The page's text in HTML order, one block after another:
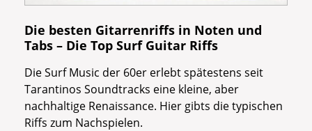
Die besten Gitarrenriffs in Noten und
Tabs – Die Top Surf Guitar Riffs
Die Surf Music der 60er erlebt spätestens seit
Tarantinos Soundtracks eine kleine, aber
nachhaltige Renaissance. Hier gibts die typischen
Riffs zum Nachspielen.